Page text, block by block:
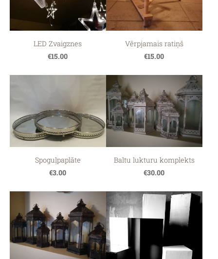
LED Zvaigznes
€15.00
Vērpjamais ratiņš
€15.00
Spoguļpaplāte
€3.00
Baltu lukturu komplekts
€30.00